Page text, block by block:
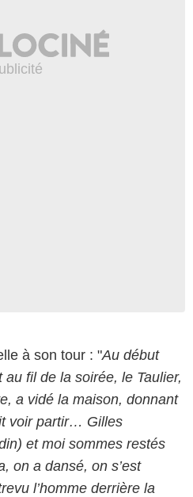
à son tour : "Au début
fil de la soirée, le Taulier,
a vidé la maison, donnant
voir partir… Gilles
et moi sommes restés
on a dansé, on s’est
l’homme derrière la